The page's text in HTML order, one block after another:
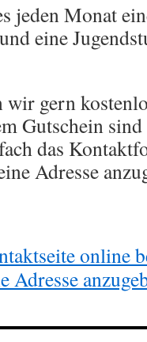
jeden Monat
eine
wir gern
Gutschein
das
Adresse